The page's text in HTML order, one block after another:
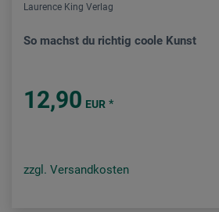
Laurence King Verlag
So machst du richtig coole Kunst
12,90 EUR *
zzgl. Versandkosten